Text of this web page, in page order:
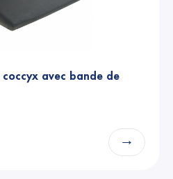
avec bande de
→